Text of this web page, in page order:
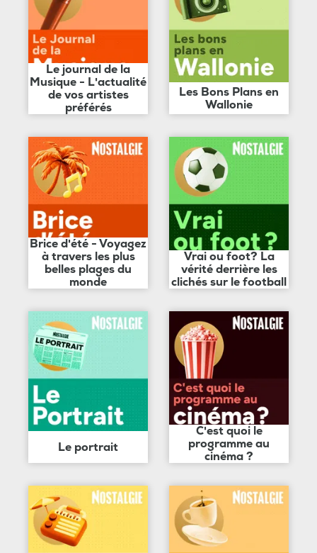
Le journal de la
Musique - L'actualité
de vos artistes
préférés
Les Bons Plans en
Wallonie
Brice d'été - Voyagez
à travers les plus
belles plages du
monde
Vrai ou foot? La
vérité derrière les
clichés sur le football
Le portrait
C'est quoi le
programme au
cinéma ?